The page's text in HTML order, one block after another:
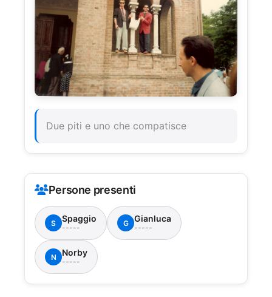
Due piti e uno che compatisce
Persone presenti
S Spaggio
----- G Gianluca
-----
N Norby
-----